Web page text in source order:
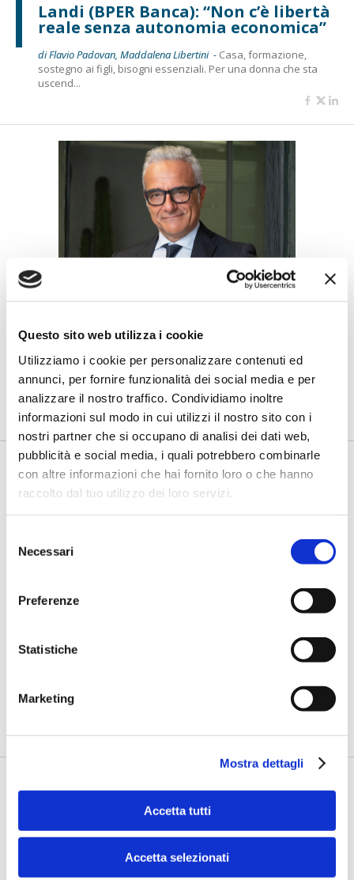
Questo sito web utilizza i cookie
Utilizziamo i cookie per personalizzare contenuti ed
annunci, per fornire funzionalità dei social media e per
analizzare il nostro traffico. Condividiamo inoltre
informazioni sul modo in cui utilizzi il nostro sito con i
nostri partner che si occupano di analisi dei dati web,
pubblicità e social media, i quali potrebbero combinarle
con altre informazioni che hai fornito loro o che hanno
raccolto dal tuo utilizzo dei loro servizi.
delNecessari
Preferenze
Statistiche
Marketing
Mostra dettagli
Accetta tutti
Accetta selezionati
Landi (BPER Banca): “Non c’è libertà
reale senza autonomia economica”
di Flavio Padovan, Maddalena Libertini - Casa, formazione,
sostegno ai figli, bisogni essenziali. Per una donna che sta
uscend...
a giardinieri urbani, così l’inclusione
diventa lavoro”
di Flavio Padovan, Maddalena Libertini -
possibilità di lavoro a persone senza dimora e, nello stesso
tempo, c...
BANCAFORTE TV
Collection deve diventare uno
strumento di governance”
La Loss Data Collection
non può più essere considerata soltanto un archivio degli